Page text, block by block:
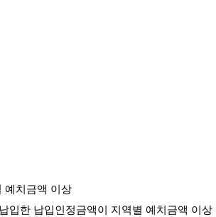
예치금액 이상
입한 납입인정금액이 지역별 예치금액 이상